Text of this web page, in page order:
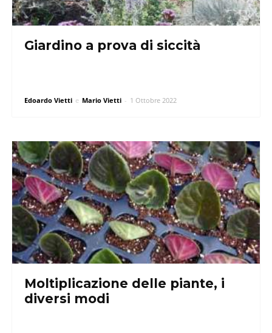
Giardino a prova di siccità
Edoardo Vietti e Mario Vietti - 1 Ottobre 2022
Moltiplicazione delle piante, i
diversi modi